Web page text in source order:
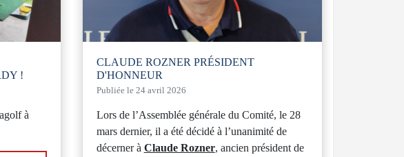
!
à
CLAUDE ROZNER PRÉSIDENT
D'HONNEUR
Publiée le 24 avril 2026
Lors de l’Assemblée générale du Comité, le 28
mars dernier, il a été décidé à l’unanimité de
décerner à Claude Rozner, ancien président de